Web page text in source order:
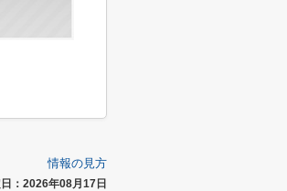
情報の見方
：2026年08月17日